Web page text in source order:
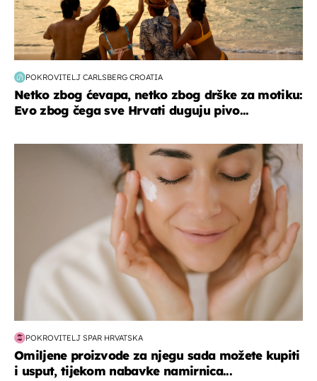
POKROVITELJ CARLSBERG CROATIA
Netko zbog ćevapa, netko zbog drške za motiku:
Evo zbog čega sve Hrvati duguju pivo...
moda & ljepota
POKROVITELJ SPAR HRVATSKA
Omiljene proizvode za njegu sada možete kupiti
i usput, tijekom nabavke namirnica...